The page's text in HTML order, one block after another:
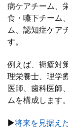
病ケアチーム、
食・嚥下チーム
ム、認知症ケア
す。
例えば、褥瘡対
理栄養士、理学
医師、歯科医師
ムを構成します。
▶将来を見据え